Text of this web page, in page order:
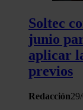
Soltec
junio
aplicar
previos
Redacción